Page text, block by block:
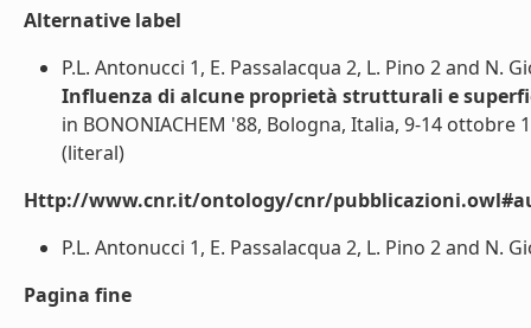
Alternative label
P.L. Antonucci 1, E. Passalacqua 2, L. Pino 2 and N.
Influenza di alcune proprietà strutturali e
in BONONIACHEM '88, Bologna, Italia, 9-14 ottobre
(literal)
Http://www.cnr.it/ontology/cnr/
P.L. Antonucci 1, E. Passalacqua 2, L. Pino 2 and N.
Pagina fine